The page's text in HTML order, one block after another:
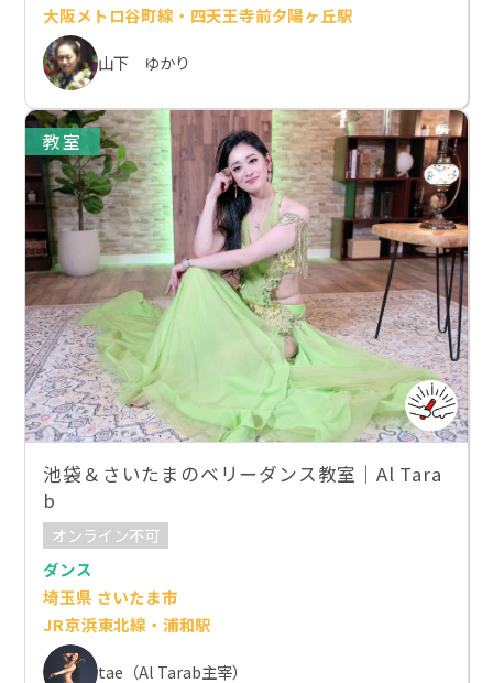
大阪メトロ谷町線・四天王寺前夕陽ヶ丘駅
山下 ゆかり
教室
池袋＆さいたまのベリーダンス教室｜Al Tara
b
オンライン不可
ダンス
埼玉県 さいたま市
JR京浜東北線・浦和駅
tae（Al Tarab主宰）